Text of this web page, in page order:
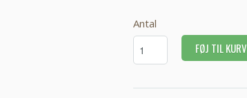
Antal
FØJ TIL KURV